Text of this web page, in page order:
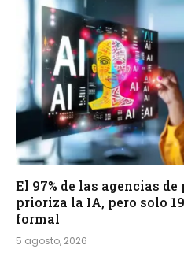
El 97% de las agencias
prioriza la IA, pero solo
formal
5 agosto, 2026